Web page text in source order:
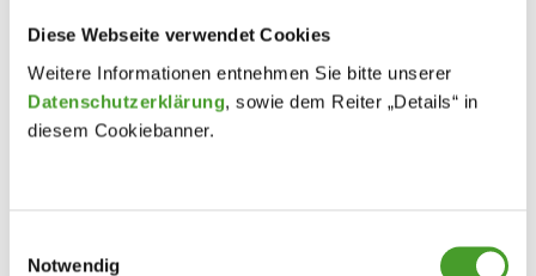
Diese Webseite verwendet Cookies
Weitere Informationen entnehmen Sie bitte unserer
Datenschutzerklärung, sowie dem Reiter „Details“ in
diesem Cookiebanner.
Notwendig